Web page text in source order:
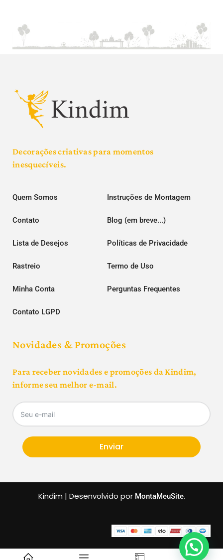
Decorações criativas para momentos
inesquecíveis.
Quem Somos Instruções de Montagem
Contato Blog (em breve...)
Lista de Desejos Políticas de Privacidade
Rastreio Termo de Uso
Minha Conta Perguntas Frequentes
Contato LGPD
Novidades & Promoções
Para receber novidades e promoções da Kindim,
informe seu melhor e-mail.
Enviar
Kindim | Desenvolvido por MontaMeuSite.